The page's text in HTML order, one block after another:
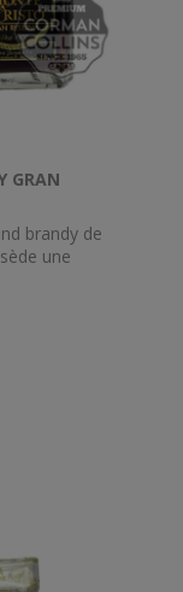
GRAN
brandy de
une
s'arrondit